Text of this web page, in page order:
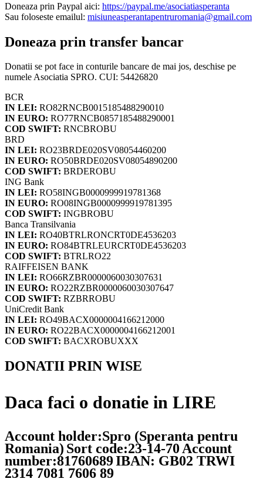
Doneaza prin Paypal aici: https://paypal.me/asociatiasperanta
Sau foloseste emailul: misiuneasperantapentruromania@gmail.com
Doneaza prin transfer bancar
Donatii se pot face in conturile bancare de mai jos, deschise pe
numele Asociatia SPRO. CUI: 54426820
BCR
IN LEI: RO82RNCB0015185488290010
IN EURO: RO77RNCB0857185488290001
COD SWIFT: RNCBROBU
BRD
IN LEI: RO23BRDE020SV08054460200
IN EURO: RO50BRDE020SV08054890200
COD SWIFT: BRDEROBU
ING Bank
IN LEI: RO58INGB0000999919781368
IN EURO: RO08INGB0000999919781395
COD SWIFT: INGBROBU
Banca Transilvania
IN LEI: RO40BTRLRONCRT0DE4536203
IN EURO: RO84BTRLEURCRT0DE4536203
COD SWIFT: BTRLRO22
RAIFFEISEN BANK
IN LEI: RO66RZBR0000060030307631
IN EURO: RO22RZBR0000060030307647
COD SWIFT: RZBRROBU
UniCredit Bank
IN LEI: RO49BACX0000004166212000
IN EURO: RO22BACX0000004166212001
COD SWIFT: BACXROBUXXX
DONATII PRIN WISE
Daca faci o donatie in LIRE
Account holder:Spro (Speranta pentru
Romania) Sort code:23-14-70 Account
number:81760689IBAN: GB02 TRWI
2314 7081 7606 89